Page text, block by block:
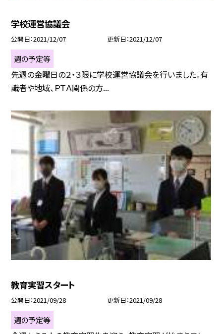
学校運営協議会
公開日 2021/12/07 更新日 2021/12/07
週の予定等
先週の金曜日の２・３限に学校運営協議会を行いました。有
識者や地域、ＰＴＡ関係の方...
教育実習スタート
公開日 2021/09/28 更新日 2021/09/28
週の予定等